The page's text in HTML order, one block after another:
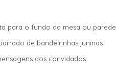
para o fundo da mesa ou parede
de bandeirinhas juninas
dos convidados